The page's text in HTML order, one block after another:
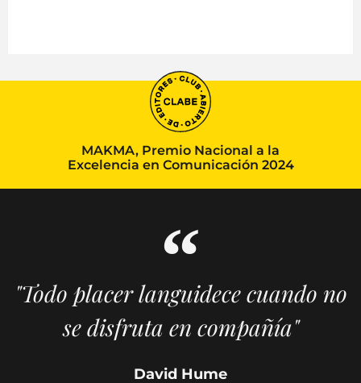
MAKMA, Premio Nacional a la
Excelencia en Comunicación 2024
"Todo placer languidece cuando no
se disfruta en compañía"
David Hume